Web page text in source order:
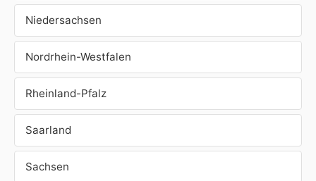
Niedersachsen
Nordrhein-Westfalen
Rheinland-Pfalz
Saarland
Sachsen